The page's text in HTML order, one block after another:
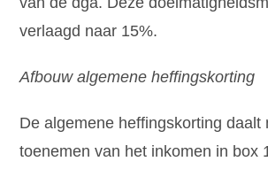
verlaagd naar 15%.
Afbouw algemene heffingskorting
De algemene heffingskorting daalt
toenemen van het inkomen in box